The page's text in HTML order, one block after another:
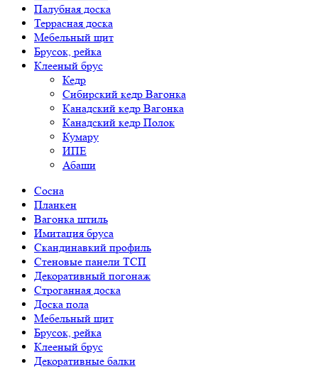
Палубная доска
Террасная доска
Мебельный щит
Брусок, рейка
Клееный брус
Кедр
Сибирский кедр Вагонка
Канадский кедр Вагонка
Канадский кедр Полок
Кумару
ИПЕ
Абаши
Сосна
Планкен
Вагонка штиль
Имитация бруса
Скандинавкий профиль
Стеновые панели ТСП
Декоративный погонаж
Строганная доска
Доска пола
Мебельный щит
Брусок, рейка
Клееный брус
Декоративные балки